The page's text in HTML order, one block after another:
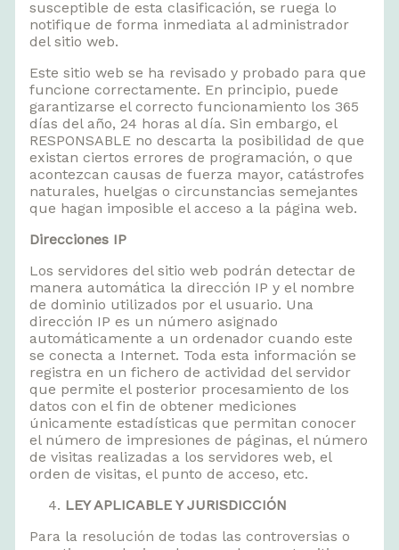
susceptible de esta clasificación, se ruega lo
notifique de forma inmediata al administrador
del sitio web.
Este sitio web se ha revisado y probado para que
funcione correctamente. En principio, puede
garantizarse el correcto funcionamiento los 365
días del año, 24 horas al día. Sin embargo, el
RESPONSABLE no descarta la posibilidad de que
existan ciertos errores de programación, o que
acontezcan causas de fuerza mayor, catástrofes
naturales, huelgas o circunstancias semejantes
que hagan imposible el acceso a la página web.
Direcciones IP
Los servidores del sitio web podrán detectar de
manera automática la dirección IP y el nombre
de dominio utilizados por el usuario. Una
dirección IP es un número asignado
automáticamente a un ordenador cuando este
se conecta a Internet. Toda esta información se
registra en un fichero de actividad del servidor
que permite el posterior procesamiento de los
datos con el fin de obtener mediciones
únicamente estadísticas que permitan conocer
el número de impresiones de páginas, el número
de visitas realizadas a los servidores web, el
orden de visitas, el punto de acceso, etc.
LEY APLICABLE Y JURISDICCIÓN
Para la resolución de todas las controversias o